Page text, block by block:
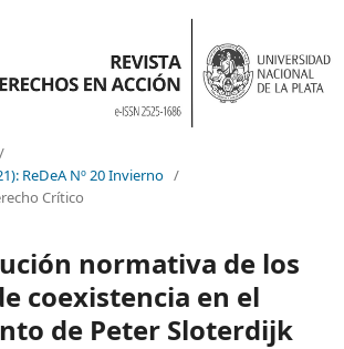
/
ReDeA Nº 20 Invierno /
Crítico
normativa de los
coexistencia en el
de Peter Sloterdijk